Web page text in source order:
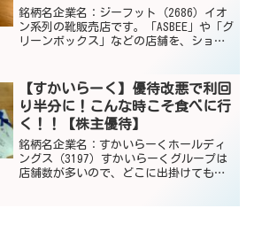
銘柄名企業名：ジーフット（2686）イオ
ン系列の靴販売店です。「ASBEE」や「グ
リーンボックス」などの店舗を、ショッ
の靴を販売している店舗ですが、靴は消
耗品と割り切っ...
【すかいらーく】優待改悪で利回
り半分に！こんな時こそ食べに行
く！！【株主優待】
銘柄名企業名：すかいらーくホールディ
ングス（3197）すかいらーくグループは
店舗数が多いので、どこに出掛けても一